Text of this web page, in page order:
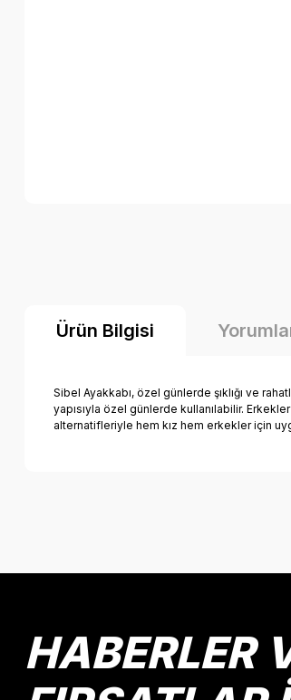
Ürün Bilgisi
Sibel Ayakkabı, özel günlerde şıklığı ve
yapısıyla özel günlerde kullanılabilir.
alternatifleriyle hem kız hem erkekler için
Ürün resmi kalitesiz, bozuk veya
Ürün fiyatı diğer sitelerden daha pahalı.
Bu ürüne benzer farklı alternatifler olmalı.
HABERLER